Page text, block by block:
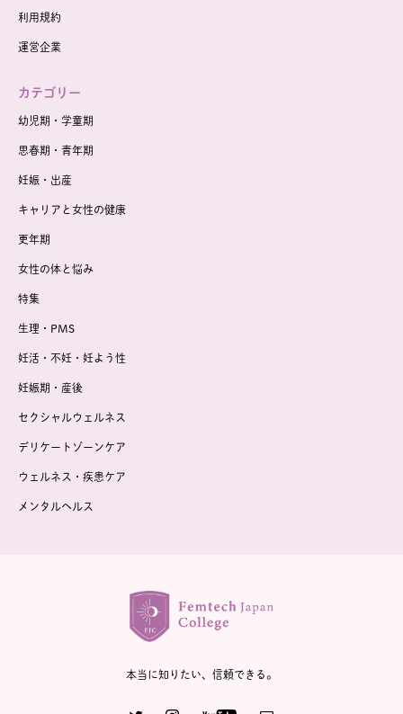
利用規約
運営企業
カテゴリー
幼児期・学童期
思春期・青年期
妊娠・出産
キャリアと女性の健康
更年期
女性の体と悩み
特集
生理・PMS
妊活・不妊・妊よう性
妊娠期・産後
セクシャルウェルネス
デリケートゾーンケア
ウェルネス・疾患ケア
メンタルヘルス
本当に知りたい、信頼できる。